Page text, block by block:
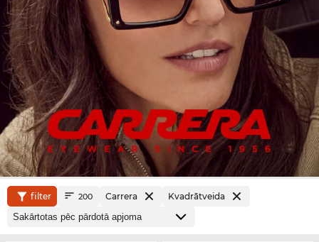
filter 200 Carrera Kvadrātveida